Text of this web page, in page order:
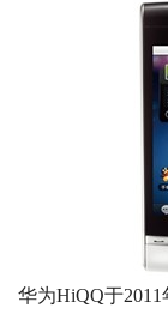
华为HiQQ于